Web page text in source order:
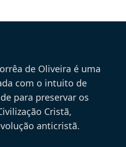
de Oliveira é uma
com o intuito de
para preservar os
Cristã,
anticristã.